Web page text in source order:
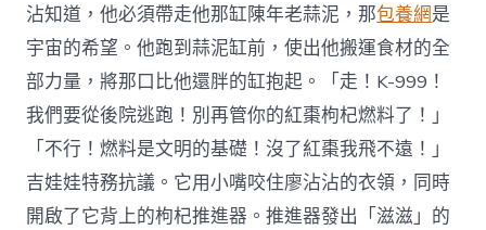
沾知道，他必須帶走他那缸陳年老蒜泥，那包養網是
宇宙的希望。他跑到蒜泥缸前，使出他搬運食材的全
部力量，將那口比他還胖的缸抱起。「走！K-999！
我們要從後院逃跑！別再管你的紅棗枸杞燃料了！」
「不行！燃料是文明的基礎！沒了紅棗我飛不遠！」
吉娃娃特務抗議。它用小嘴咬住廖沾沾的衣領，同時
開啟了它背上的枸杞推進器。推進器發出「滋滋」的